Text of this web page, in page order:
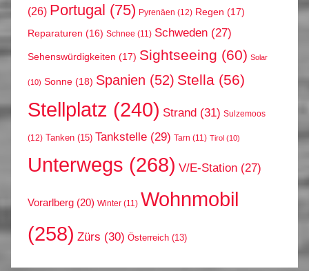
(26) Portugal (75) Pyrenäen (12) Regen (17)
Reparaturen (16) Schnee (11) Schweden (27)
Sehenswürdigkeiten (17) Sightseeing (60) Solar
(10) Sonne (18) Spanien (52) Stella (56)
Stellplatz (240) Strand (31) Sulzemoos
(12) Tanken (15) Tankstelle (29) Tarn (11) Tirol (10)
Unterwegs (268) V/E-Station (27)
Vorarlberg (20) Winter (11) Wohnmobil
(258) Zürs (30) Österreich (13)